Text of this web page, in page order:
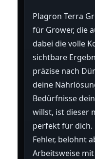
Plagron Terra
für Grower, die
dabei die volle
sichtbare
präzise nach
deine
Bedürfnisse
willst, ist dieser
perfekt für dich.
Fehler, belohnt
Arbeitsweise